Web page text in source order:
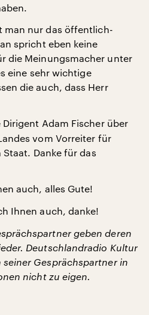
man nur das öffentlich-
spricht eben keine
die Meinungsmacher unter
eine sehr wichtige
die auch, dass Herr
Dirigent Adam Fischer über
vom Vorreiter für
Danke für das
auch, alles Gute!
Ihnen auch, danke!
geben deren
Deutschlandradio Kultur
Gesprächspartner in
nicht zu eigen.